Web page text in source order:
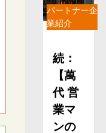
パートナー企
業紹介
続：
【萬
代 営
業マ
ンの